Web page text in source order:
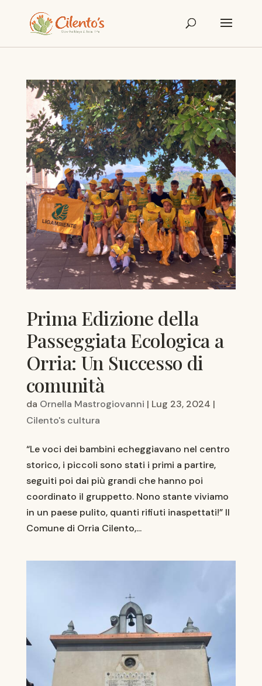
Prima Edizione della
Passeggiata Ecologica a
Orria: Un Successo di
comunità
da Ornella Mastrogiovanni | Lug 23, 2024 |
Cilento's cultura
“Le voci dei bambini echeggiavano nel centro
storico, i piccoli sono stati i primi a partire,
seguiti poi dai più grandi che hanno poi
coordinato il gruppetto. Nono stante viviamo
in un paese pulito, quanti rifiuti inaspettati!” Il
Comune di Orria Cilento,...